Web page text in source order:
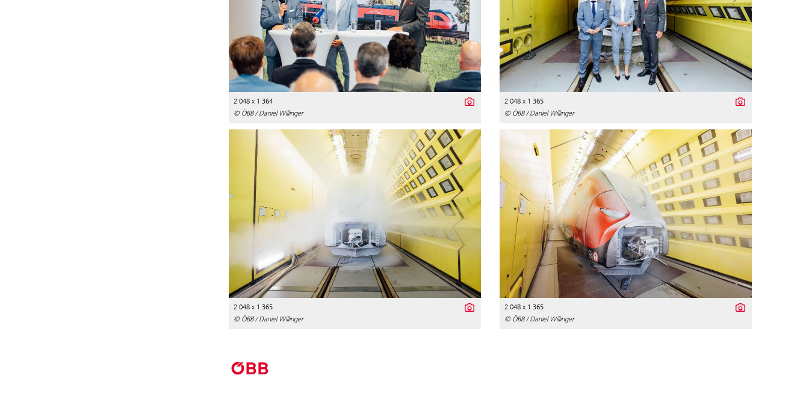
2 048 x 1 364
© ÖBB / Daniel Willinger
2 048 x 1 365
© ÖBB / Daniel Willinger
2 048 x 1 365
© ÖBB / Daniel Willinger
2 048 x 1 365
© ÖBB / Daniel Willinger